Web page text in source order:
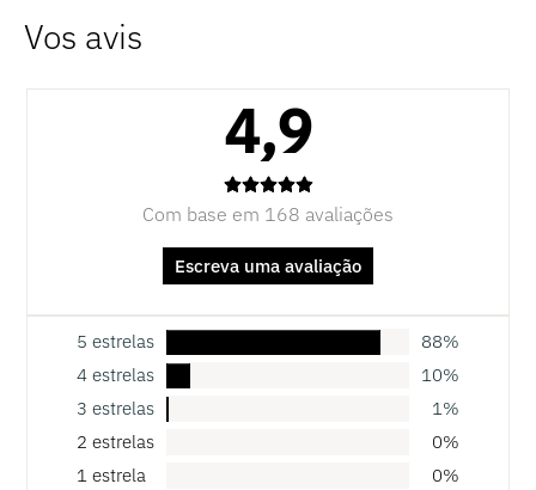
4,9
Com base em 168 avaliações
Escreva uma avaliação
5 estrelas
88%
4 estrelas
10%
3 estrelas
1%
2 estrelas
0%
1 estrela
0%